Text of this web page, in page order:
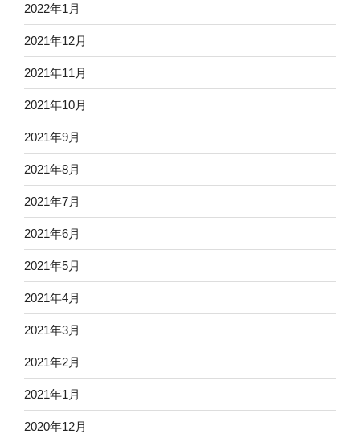
2022年1月
2021年12月
2021年11月
2021年10月
2021年9月
2021年8月
2021年7月
2021年6月
2021年5月
2021年4月
2021年3月
2021年2月
2021年1月
2020年12月